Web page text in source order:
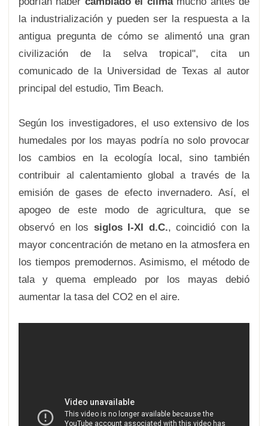
la industrialización y pueden ser la respuesta a la
antigua pregunta de cómo se alimentó una gran
civilización de la selva tropical", cita un
comunicado de la Universidad de Texas al autor
principal del estudio, Tim Beach.
Según los investigadores, el uso extensivo de los
humedales por los mayas podría no solo provocar
los cambios en la ecología local, sino también
contribuir al calentamiento global a través de la
emisión de gases de efecto invernadero. Así, el
apogeo de este modo de agricultura, que se
observó en los siglos I-XI d.C., coincidió con la
mayor concentración de metano en la atmosfera en
los tiempos premodernos. Asimismo, el método de
tala y quema empleado por los mayas debió
aumentar la tasa del CO2 en el aire.